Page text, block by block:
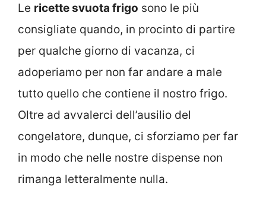
Le ricette svuota frigo sono le più
consigliate quando, in procinto di partire
per qualche giorno di vacanza, ci
adoperiamo per non far andare a male
tutto quello che contiene il nostro frigo.
Oltre ad avvalerci dell’ausilio del
congelatore, dunque, ci sforziamo per far
in modo che nelle nostre dispense non
rimanga letteralmente nulla.